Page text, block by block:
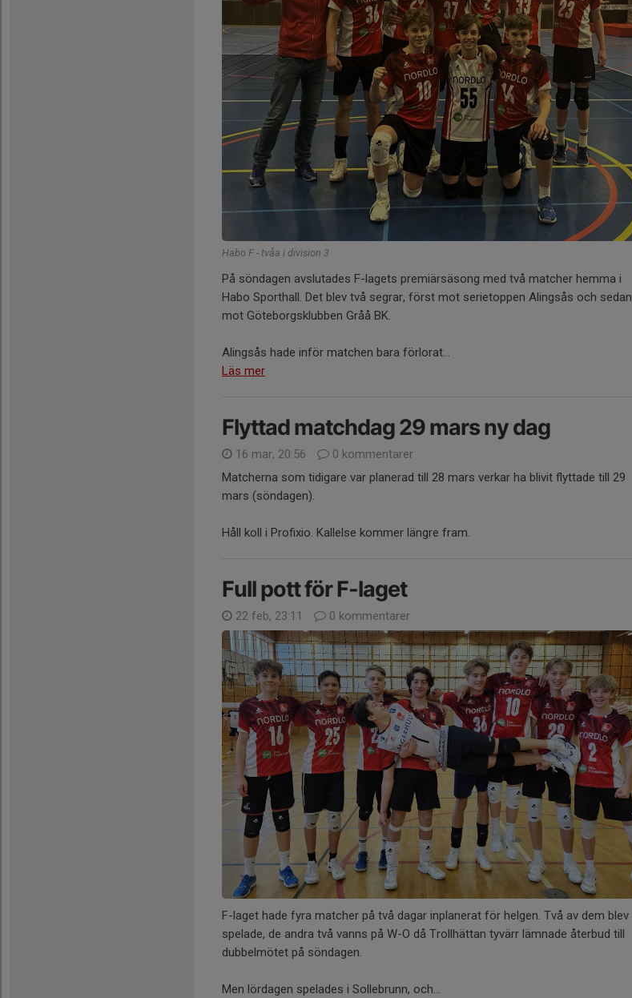
Habo F - tvåa i division 3
På söndagen avslutades F-lagets premiärsäsong med två matcher hemma i
Habo Sporthall. Det blev två segrar, först mot serietoppen Alingsås och sedan
mot Göteborgsklubben Gråå BK.
Alingsås hade inför matchen bara förlorat...
Läs mer
Flyttad matchdag 29 mars ny dag
16 mar, 20:56
0 kommentarer
Matcherna som tidigare var planerad till 28 mars verkar ha blivit flyttade till 29
mars (söndagen).
Håll koll i Profixio. Kallelse kommer längre fram.
Full pott för F-laget
22 feb, 23:11 0 kommentarer
F-laget hade fyra matcher på två dagar inplanerat för helgen. Två av dem blev
spelade, de andra två vanns på W-O då Trollhättan tyvärr lämnade återbud till
dubbelmötet på söndagen.
Men lördagen spelades i Sollebrunn, och...